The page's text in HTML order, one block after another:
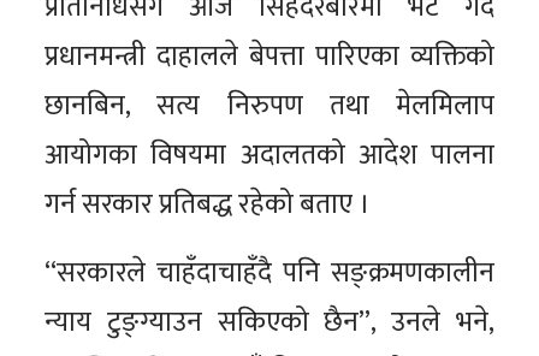
प्रधानमन्त्री दाहालले बेपत्ता पारिएका व्यक्तिको
छानबिन, सत्य निरुपण तथा मेलमिलाप
आयोगका विषयमा अदालतको आदेश पालना
गर्न सरकार प्रतिबद्ध रहेको बताए ।
“सरकारले चाहँदाचाहँदै पनि सङ्क्रमणकालीन
न्याय टुङ्ग्याउन सकिएको छैन”, उनले भने,